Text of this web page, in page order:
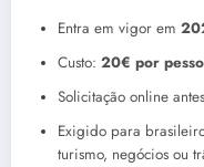
Entra em vigor em
Custo: 20€ por
Solicitação online
Exigido para
turismo, negócios ou